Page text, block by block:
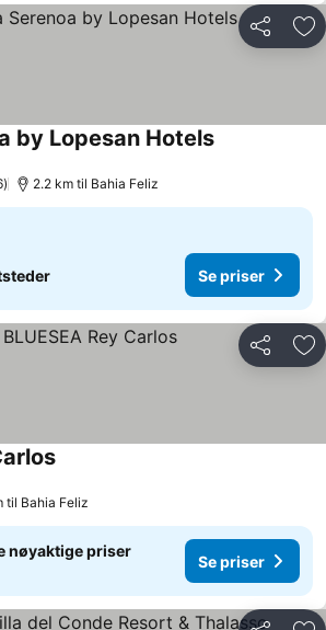
Del
by Lopesan HotelsSe priser
2.2 km til Bahia Feliz
Se priser
Del
Se priser
til Bahia Feliz
nøyaktige priser
Se priser